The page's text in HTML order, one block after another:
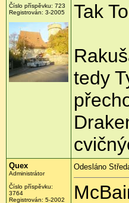
Číslo příspěvku: 723
Registrován: 3-2005
Tak
tedy
Quex
Administrátor
Číslo příspěvku:
3764
Registrován: 5-2002
Odesláno